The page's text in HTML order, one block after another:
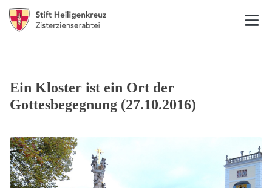
Ein Kloster ist ein Ort der
Gottesbegegnung (27.10.2016)